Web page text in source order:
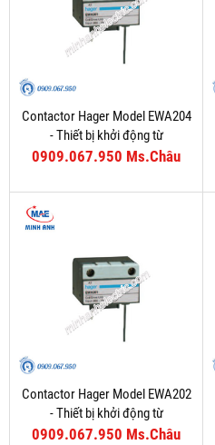
Contactor Hager Model EWA204
- Thiết bị khởi động từ
0909.067.950 Ms.Châu
Contactor Hager Model EWA202
- Thiết bị khởi động từ
0909.067.950 Ms.Châu